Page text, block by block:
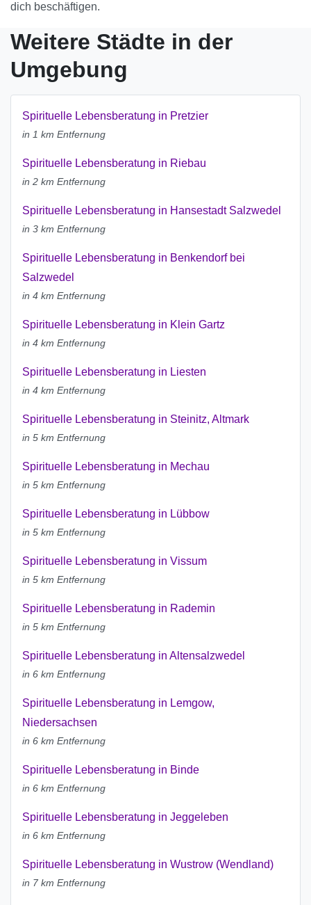
dich beschäftigen.
Weitere Städte in der
Umgebung
Spirituelle Lebensberatung in Pretzier
in 1 km Entfernung
Spirituelle Lebensberatung in Riebau
in 2 km Entfernung
Spirituelle Lebensberatung in Hansestadt Salzwedel
in 3 km Entfernung
Spirituelle Lebensberatung in Benkendorf bei
Salzwedel
in 4 km Entfernung
Spirituelle Lebensberatung in Klein Gartz
in 4 km Entfernung
Spirituelle Lebensberatung in Liesten
in 4 km Entfernung
Spirituelle Lebensberatung in Steinitz, Altmark
in 5 km Entfernung
Spirituelle Lebensberatung in Mechau
in 5 km Entfernung
Spirituelle Lebensberatung in Lübbow
in 5 km Entfernung
Spirituelle Lebensberatung in Vissum
in 5 km Entfernung
Spirituelle Lebensberatung in Rademin
in 5 km Entfernung
Spirituelle Lebensberatung in Altensalzwedel
in 6 km Entfernung
Spirituelle Lebensberatung in Lemgow,
Niedersachsen
in 6 km Entfernung
Spirituelle Lebensberatung in Binde
in 6 km Entfernung
Spirituelle Lebensberatung in Jeggeleben
in 6 km Entfernung
Spirituelle Lebensberatung in Wustrow (Wendland)
in 7 km Entfernung